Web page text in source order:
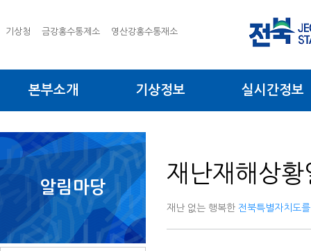
기상청 금강홍수통제소 영산강홍수통재소
본부소개 기상정보 실시간정보
알림마당
재난재해상황
재난 없는 행복한 전북특별자치도